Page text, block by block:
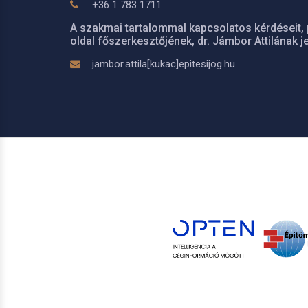
+36 1 783 1711
A szakmai tartalommal kapcsolatos kérdéseit,
oldal főszerkesztőjének, dr. Jámbor Attilának
jambor.attila[kukac]epitesijog.hu